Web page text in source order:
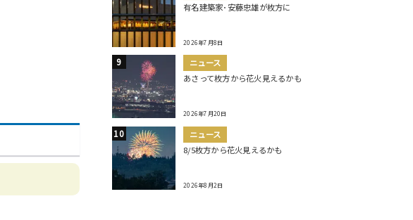
有名建築家･安藤忠雄が枚方に
2026年7月8日
ニュース
あさって枚方から花火見えるかも
2026年7月20日
ニュース
8/5枚方から花火見えるかも
2026年8月2日